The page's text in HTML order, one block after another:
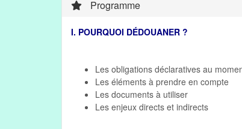
Programme
I. POURQUOI DÉDOUANER ?
Les obligations déclaratives au
Les éléments à prendre en compte
Les documents à utiliser
Les enjeux directs et indirects